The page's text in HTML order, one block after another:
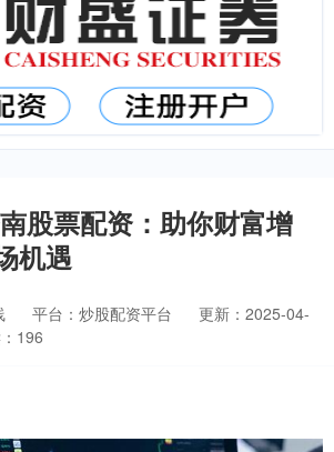
股票配资：助你财富增
机遇
平台：炒股配资平台
更新：2025-04-
196